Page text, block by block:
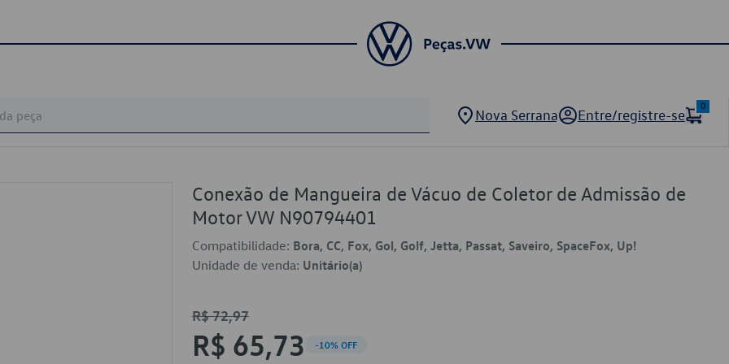
Nova Serrana Entre/registre-se
0
Conexão de Mangueira de Vácuo de Coletor de Admissão de
Motor VW N90794401
Compatibilidade: Bora, CC, Fox, Gol, Golf, Jetta, Passat, Saveiro, SpaceFox, Up!
Unidade de venda: Unitário(a)
R$ 72,97
R$ 65,73 -10% OFF